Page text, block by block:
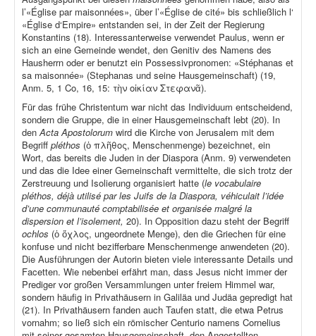
l’«Église par maisonnées», über l’«Église de cité» bis schließlich l‘
«Église d‘Empire» entstanden sei, in der Zeit der Regierung
Konstantins (18). Interessanterweise verwendet Paulus, wenn er
sich an eine Gemeinde wendet, den Genitiv des Namens des
Hausherrn oder er benutzt ein Possessivpronomen: «Stéphanas et
sa maisonnée» (Stephanas und seine Hausgemeinschaft) (19,
Anm. 5, 1 Co, 16, 15: τὴν οἰκίαν Στεφανᾶ).
Für das frühe Christentum war nicht das Individuum entscheidend,
sondern die Gruppe, die in einer Hausgemeinschaft lebt (20). In
denActa Apostolorum wird die Kirche von Jerusalem mit dem
Begriff pléthos (ὁ πλῆθος, Menschenmenge) bezeichnet, ein
Wort, das bereits die Juden in der Diaspora (Anm. 9) verwendeten
und das die Idee einer Gemeinschaft vermittelte, die sich trotz der
Zerstreuung und Isolierung organisiert hatte (le vocabulaire
pléthos, déjà utilisé par les Juifs de la Diaspora, véhiculait l’idée
d’une communauté comptabilisée et organisée malgré la
dispersion et l’isolement, 20). In Opposition dazu steht der Begriff
ochlos (ὁ ὄχλος, ungeordnete Menge), den die Griechen für eine
konfuse und nicht bezifferbare Menschenmenge anwendeten (20).
Die Ausführungen der Autorin bieten viele interessante Details und
Facetten. Wie nebenbei erfährt man, dass Jesus nicht immer der
Prediger vor großen Versammlungen unter freiem Himmel war,
sondern häufig in Privathäusern in Galiläa und Judäa gepredigt hat
(21). In Privathäusern fanden auch Taufen statt, die etwa Petrus
vornahm; so ließ sich ein römischer Centurio namens Cornelius